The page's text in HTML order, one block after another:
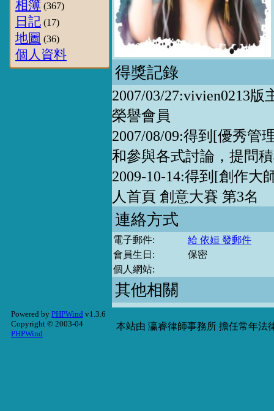
相簿 (367)
日記 (17)
地圖 (36)
個人資料
得獎記錄
2007/03/27:vivien0213
榮譽會員
2007/08/09:得到[優秀管
和參與各式討論，提問
2009-10-14:得到[創作大
人首頁 創意大賽 第3名
連絡方式
電子郵件:
給 依姮 發郵件
會員生日:
保密
個人網站:
其他相關
Powered by PHPWind v1.3.6
Copyright © 2003-04
PHPWind
本站由 瀛睿律師事務所 擔任常年法